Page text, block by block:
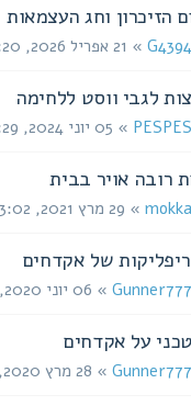
הזיכרון וחג העצמאות
G4394 » 21 אפריל 2026, 16:20
לגבי ווסט ללחימה
PESPES » 05 יוני 2024, 19:29
רובה אויר בבית
mokka » 29 מרץ 2021, 13:02
ריפליקות של אקדחים
Gunner777 » 06 יוני 2020, 13:50
על אקדחים
Gunner777 » 28 מרץ 2020, 21:10